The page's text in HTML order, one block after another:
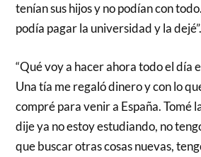
tenían sus hijos y no podían con
podía pagar la universidad y la dejé”.
“Qué voy a hacer ahora todo el día
Una tía me regaló dinero y con lo
compré para venir a España. Tomé
dije ya no estoy estudiando, no
que buscar otras cosas nuevas,